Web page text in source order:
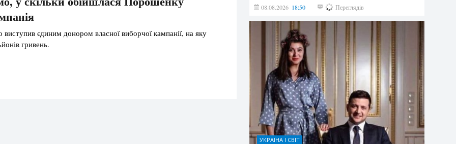
єдиним донором власної виборчої кампанії, на яку
гривень.
08.08.2026 18:50 278 Переглядів
УКРАЇНА І СВІТ